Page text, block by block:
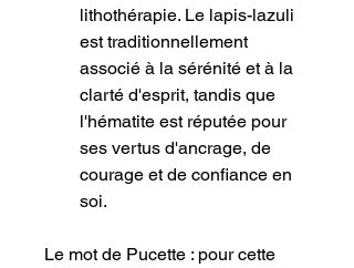
lithothérapie. Le lapis-lazuli
est traditionnellement
associé à la sérénité et à la
clarté d'esprit, tandis que
l'hématite est réputée pour
ses vertus d'ancrage, de
courage et de confiance en
soi.
​Le mot de Pucette : pour cette